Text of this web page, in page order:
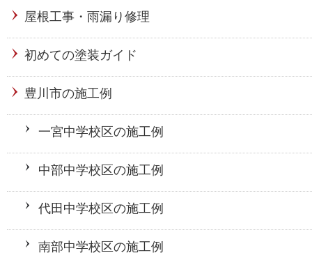
屋根工事・雨漏り修理
初めての塗装ガイド
豊川市の施工例
一宮中学校区の施工例
中部中学校区の施工例
代田中学校区の施工例
南部中学校区の施工例